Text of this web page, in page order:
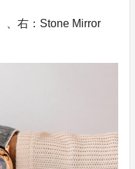
、右：Stone Mirror